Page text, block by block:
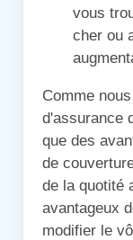
vous
cher ou
Comme
d'assurance
que des
de
de la quotité
avantageux
modifier le